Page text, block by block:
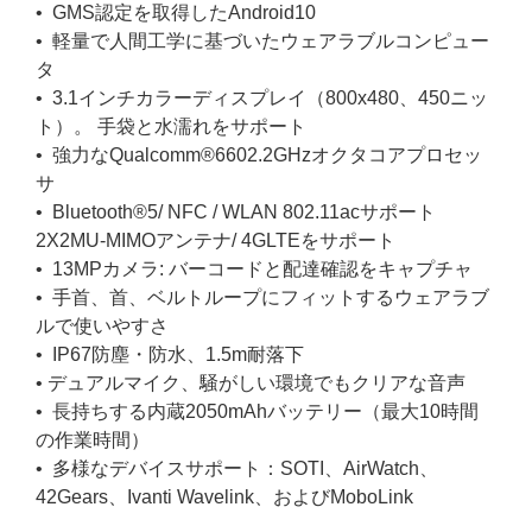
• GMS認定を取得したAndroid10
• 軽量で人間工学に基づいたウェアラブルコンピュー
タ
• 3.1インチカラーディスプレイ（800x480、450ニッ
ト）。 手袋と水濡れをサポート
• 強力なQualcomm®6602.2GHzオクタコアプロセッ
サ
• Bluetooth®5/ NFC / WLAN 802.11acサポート
2X2MU-MIMOアンテナ/ 4GLTEをサポート
• 13MPカメラ: バーコードと配達確認をキャプチャ
• 手首、首、ベルトループにフィットするウェアラブ
ルで使いやすさ
• IP67防塵・防水、1.5m耐落下
• デュアルマイク、騒がしい環境でもクリアな音声
• 長持ちする内蔵2050mAhバッテリー（最大10時間
の作業時間）
• 多様なデバイスサポート：SOTI、AirWatch、
42Gears、Ivanti Wavelink、およびMoboLink